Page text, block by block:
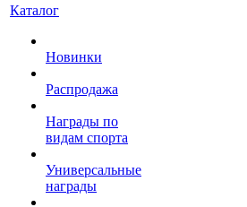
Каталог
Новинки
Распродажа
Награды по
видам спорта
Универсальные
награды